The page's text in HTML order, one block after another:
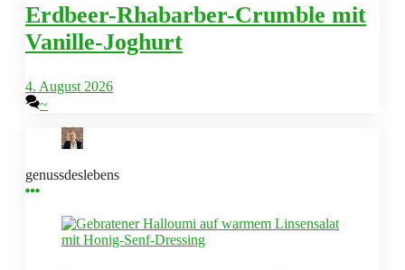
Erdbeer-Rhabarber-Crumble mit
Vanille-Joghurt
4. August 2026
~
genussdeslebens